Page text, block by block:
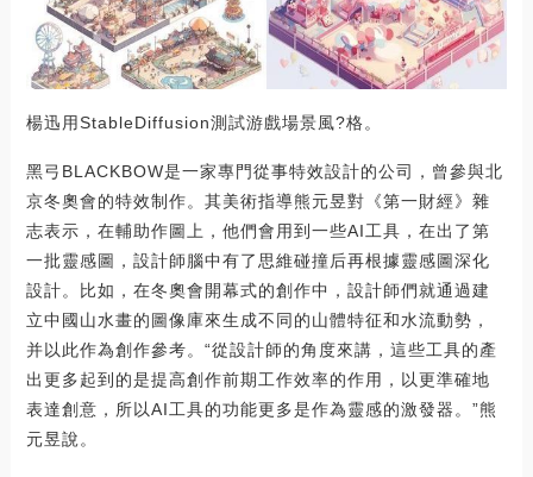
楊迅用StableDiffusion測試游戲場景風?格。
黑弓BLACKBOW是一家專門從事特效設計的公司，曾參與北
京冬奧會的特效制作。其美術指導熊元昱對《第一財經》雜
志表示，在輔助作圖上，他們會用到一些AI工具，在出了第
一批靈感圖，設計師腦中有了思維碰撞后再根據靈感圖深化
設計。比如，在冬奧會開幕式的創作中，設計師們就通過建
立中國山水畫的圖像庫來生成不同的山體特征和水流動勢，
并以此作為創作參考。“從設計師的角度來講，這些工具的產
出更多起到的是提高創作前期工作效率的作用，以更準確地
表達創意，所以AI工具的功能更多是作為靈感的激發器。”熊
元昱說。